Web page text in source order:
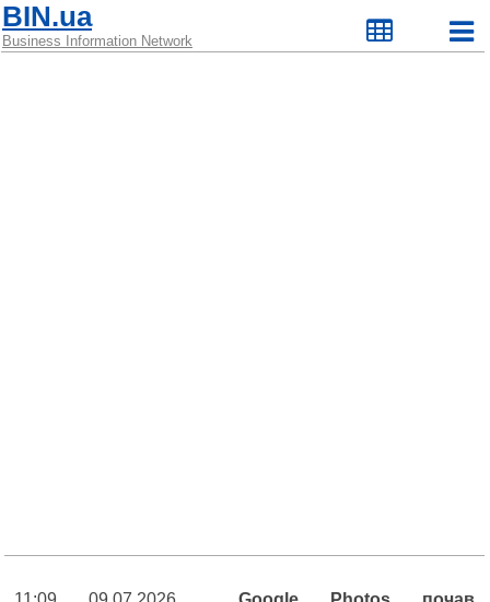
BIN.ua
Business Information Network